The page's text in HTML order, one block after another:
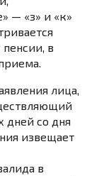
— «з» и «к»
в
лица,
дней со дня
извещает
в